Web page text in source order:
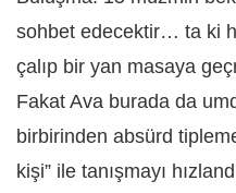
sohbet edecektir… ta ki
çalıp bir yan masaya
Fakat Ava burada da
birbirinden absürd
kişi” ile tanışmayı